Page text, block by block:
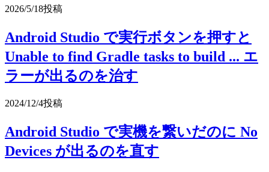
2026/5/18投稿
Android Studio で実行ボタンを押すと
Unable to find Gradle tasks to build ... エ
ラーが出るのを治す
2024/12/4投稿
Android Studio で実機を繋いだのに No
Devices が出るのを直す